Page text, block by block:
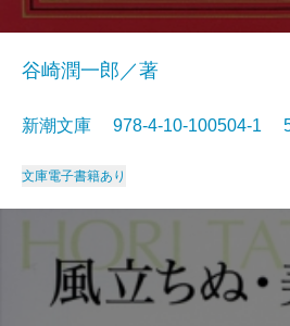
谷崎潤一郎／著
新潮文庫 978-4-10-100504-1
文庫電子書籍あり